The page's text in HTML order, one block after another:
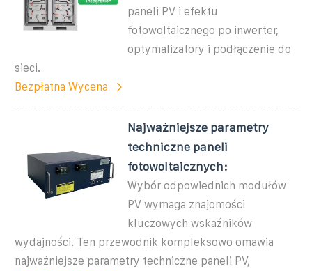
paneli PV i efektu
fotowoltaicznego po inwerter,
optymalizatory i podłączenie do
sieci.
Bezpłatna Wycena
Najważniejsze parametry
techniczne paneli
fotowoltaicznych:
Wybór odpowiednich modułów
PV wymaga znajomości
kluczowych wskaźników
wydajności. Ten przewodnik kompleksowo omawia
najważniejsze parametry techniczne paneli PV,